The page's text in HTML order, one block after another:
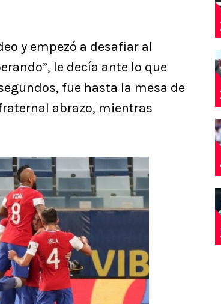
y empezó a desafiar al
le decía ante lo que
fue hasta la mesa de
abrazo, mientras